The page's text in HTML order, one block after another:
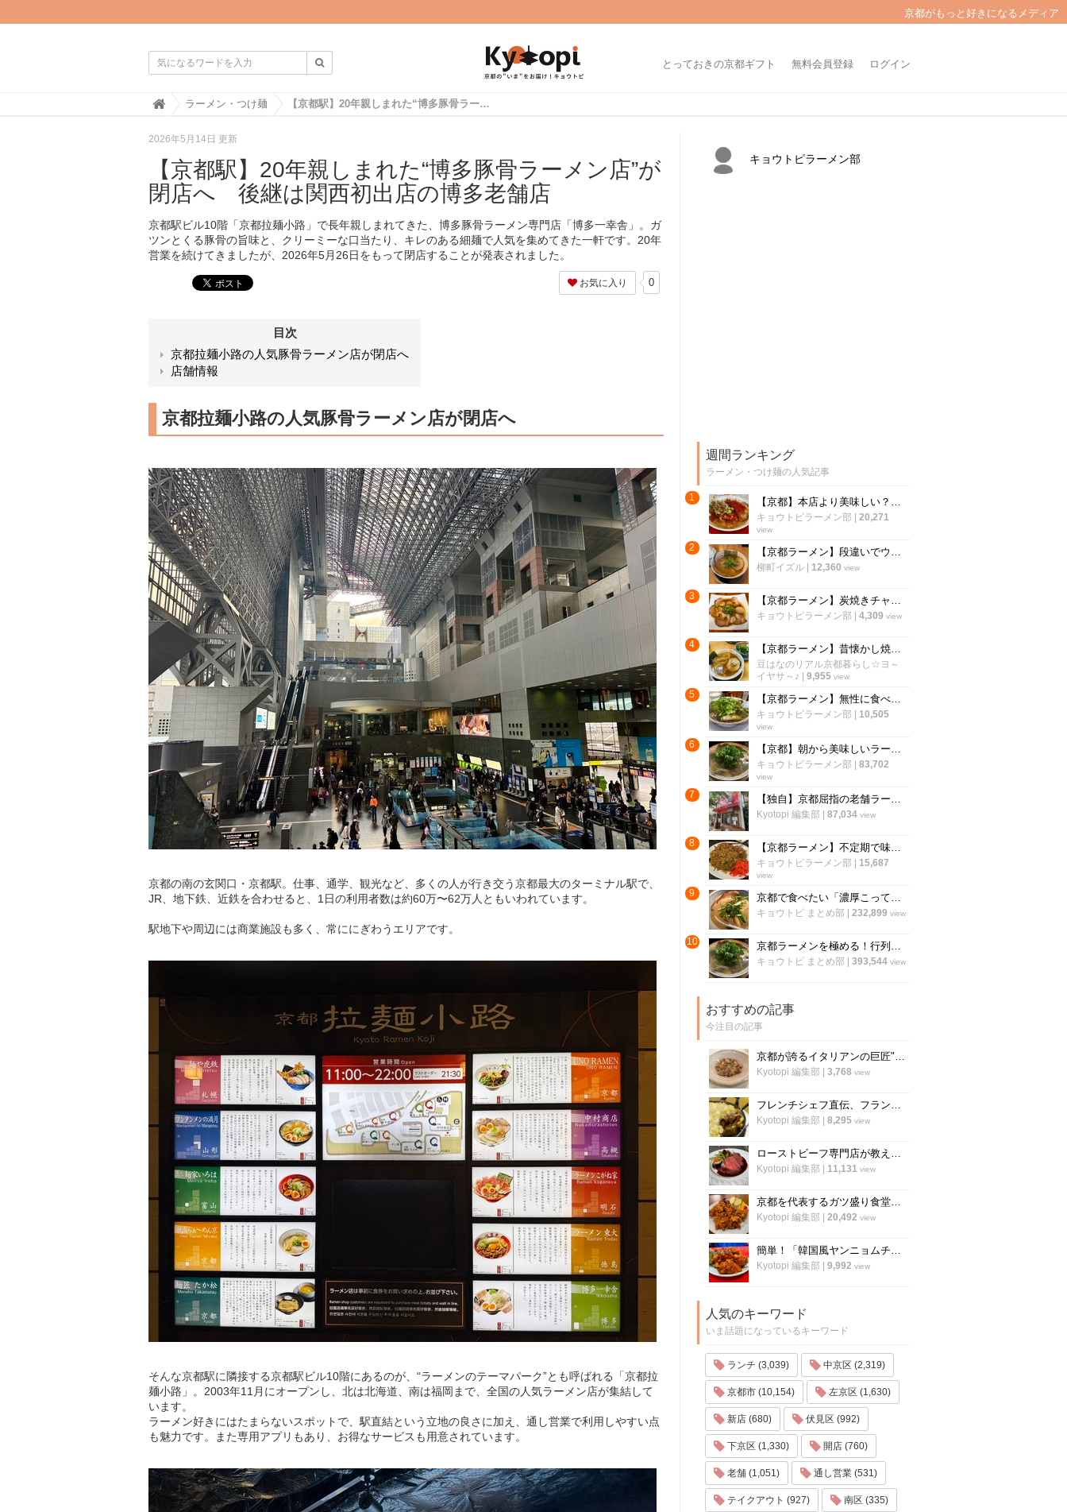
京都がもっと好きになるメディア
とっておきの京都ギフト 無料会員登録 ログイン
H
e
ラーメン・つけ麺 【京都駅】20年親しまれた“博多豚骨ラーメン店”が閉店へ 後継は関西初出店の博多老舗店
2026年5月14日 更新
【京都駅】20年親しまれた“博多豚骨ラーメン店”が
閉店へ 後継は関西初出店の博多老舗店
京都駅ビル10階「京都拉麺小路」で長年親しまれてきた、博多豚骨ラーメン専門店「博多一幸舎」。ガ
ツンとくる豚骨の旨味と、クリーミーな口当たり、キレのある細麺で人気を集めてきた一軒です。20年
営業を続けてきましたが、2026年5月26日をもって閉店することが発表されました。
お気に入り 0
目次
京都拉麺小路の人気豚骨ラーメン店が閉店へ
店舗情報
京都拉麺小路の人気豚骨ラーメン店が閉店へ
京都の南の玄関口・京都駅。仕事、通学、観光など、多くの人が行き交う京都最大のターミナル駅で、
JR、地下鉄、近鉄を合わせると、1日の利用者数は約60万〜62万人ともいわれています。
駅地下や周辺には商業施設も多く、常ににぎわうエリアです。
そんな京都駅に隣接する京都駅ビル10階にあるのが、“ラーメンのテーマパーク”とも呼ばれる「京都拉
麺小路」。2003年11月にオープンし、北は北海道、南は福岡まで、全国の人気ラーメン店が集結して
います。
ラーメン好きにはたまらないスポットで、駅直結という立地の良さに加え、通し営業で利用しやすい点
も魅力です。また専用アプリもあり、お得なサービスも用意されています。
キョウトピラーメン部
週間ランキング
ラーメン・つけ麺の人気記事
1 【京都】本店より美味しい？！ 43年愛された「天下一品 五条桂店」が閉店へ
キョウトピラーメン部 20,271
view
2 【京都ラーメン】段違いでウマい豚骨醤油！太鼓判の人気店「ラーメン てんぐ 常盤店」
柳町イズル| 12,360 view
3 【京都ラーメン】炭焼きチャーシューの衝撃！名店の系譜を継ぐ実力店「麺屋 大ちゃん」
キョウトピラーメン部 4,309 view
4 【京都ラーメン】昔懐かし焼豚＆後乗せ青ネギ！太秦映画村スグの人気店「ラーメンてんぐ」
豆はなのリアル京都暮らし☆ヨ～
イヤサ～♪
9,955 view
5 【京都ラーメン】無性に食べたくなる老舗の一杯！限定メニューあり「新福菜館 天神川店」
キョウトピラーメン部 10,505
view
6 【京都】朝から美味しいラーメンが食べたい！“朝ラー”できるラーメン店【まとめ】
キョウトピラーメン部 83,702
view
7 【独自】京都屈指の老舗ラーメン店「ますたに 北白川本店」が7月で無期限休業へ
Kyotopi 編集部 87,034 view
8 【京都ラーメン】不定期で味わえる知る人ぞ知る名物”焼飯”！〆にも使える人気店「きんざん」
キョウトピラーメン部 15,687
view
9 京都で食べたい「濃厚こってりラーメン」厳選８店！定番から穴場まで【まとめ】
キョウトピ まとめ部 232,899 view
10 京都ラーメンを極める！行列必至の人気店「厳選12店」市内から郊外店まで
キョウトピ まとめ部 393,544 view
おすすめの記事
今注目の記事
京都が誇るイタリアンの巨匠"笹島シェフ"の料理動画第二弾！今度はリゾット！
Kyotopi 編集部 3,768 view
フレンチシェフ直伝、フランスの家庭料理『ジャガイモとミートソースのグラタン』の作り方
Kyotopi 編集部 8,295 view
ローストビーフ専門店が教える、ローストビーフの作り方のすべて「ローストビーフの店 watanabe」
Kyotopi 編集部 11,131 view
京都を代表するガツ盛り食堂「ハイライト」の名物メニュー”唐揚げ”の作り方
Kyotopi 編集部 20,492 view
簡単！「韓国風ヤンニョムチキン」の作り方！京都の人気韓国料理店『ナム』に教わりました！
Kyotopi 編集部 9,992 view
人気のキーワード
いま話題になっているキーワード
ランチ (3,039) 中京区 (2,319)
京都市 (10,154) 左京区 (1,630)
新店 (680) 伏見区 (992)
下京区 (1,330) 開店 (760)
老舗 (1,051) 通し営業 (531)
テイクアウト (927) 南区 (335)